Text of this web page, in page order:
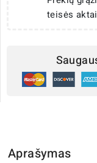
teisės
Aprašymas